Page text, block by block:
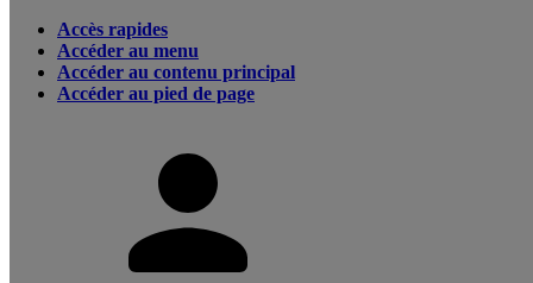
Accès rapides
Accéder au menu
Accéder au contenu principal
Accéder au pied de page